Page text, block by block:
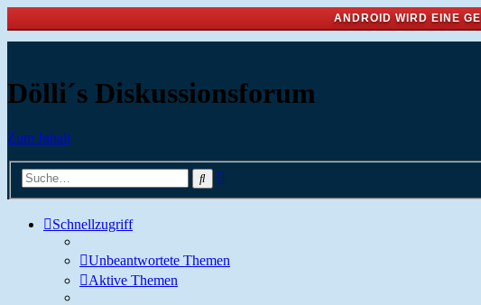
ANDROID WIRD EINE
Dölli´s Diskussionsforum
Zum Inhalt
Suche
Schnellzugriff
Unbeantwortete Themen
Aktive Themen